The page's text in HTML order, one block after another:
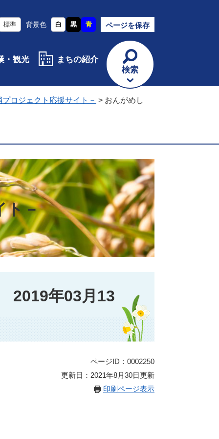
標準 背景色 白 黒 青 ページを保存
・観光
まちの紹介
検索
ロジェクト応援サイト－ > おんがめし
ト－
年03月13
ページID：0002250
更新日：2021年8月30日更新
印刷ページ表示